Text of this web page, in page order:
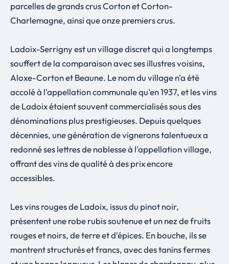
parcelles de grands crus Corton et Corton-
Charlemagne, ainsi que onze premiers crus.
Ladoix-Serrigny est un village discret qui a longtemps
souffert de la comparaison avec ses illustres voisins,
Aloxe-Corton et Beaune. Le nom du village n'a été
accolé à l'appellation communale qu'en 1937, et les vins
de Ladoix étaient souvent commercialisés sous des
dénominations plus prestigieuses. Depuis quelques
décennies, une génération de vignerons talentueux a
redonné ses lettres de noblesse à l'appellation village,
offrant des vins de qualité à des prix encore
accessibles.
Les vins rouges de Ladoix, issus du pinot noir,
présentent une robe rubis soutenue et un nez de fruits
rouges et noirs, de terre et d'épices. En bouche, ils se
montrent structurés et francs, avec des tanins fermes